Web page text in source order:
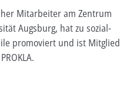
Untermenü
öffnen
Untermenü
Mitarbeiter am Zentrum
Augsburg, hat zu sozial-
promoviert und ist Mitglied